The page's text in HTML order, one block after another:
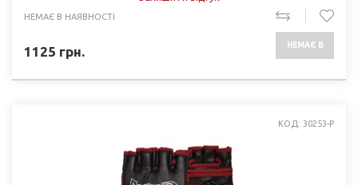
НЕМАЄ В НАЯВНОСТІ
1125 грн. НЕМАЄ В
КОД: 30253-P